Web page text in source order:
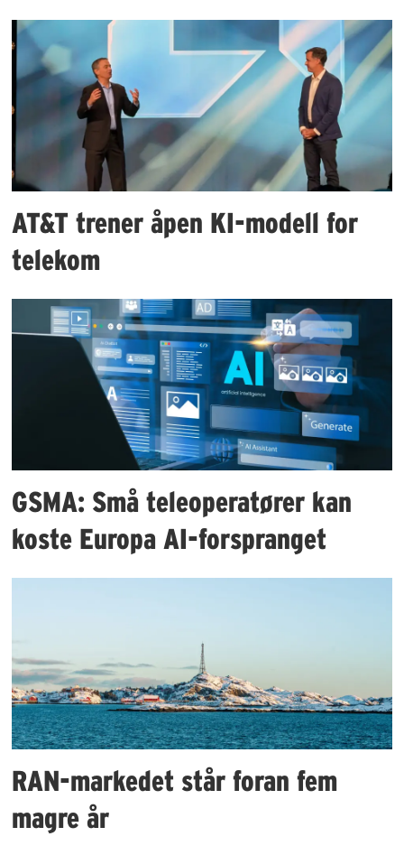
AT&T trener åpen KI-modell for
telekom
GSMA: Små teleoperatører kan
koste Europa AI-forspranget
RAN-markedet står foran fem
magre år